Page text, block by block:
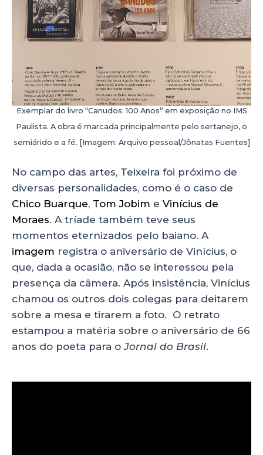
Exemplar do livro “Canudos: 100 Anos” em exposição no IMS
Paulista. A obra é marcada principalmente pelo sertanejo, o
semiárido e a fé. [Imagem: Arquivo pessoal/Jônatas Fuentes]
No campo das artes, Teixeira foi próximo de
diversas personalidades, como é o caso de
Chico Buarque, Tom Jobim e Vinícius de
Moraes. A tríade também teve seus
momentos eternizados pelo baiano. A
imagem registra o aniversário de Vinícius, o
que, dada a ocasião, não se interessou pela
presença da câmera. Após insistência, Vinícius
chamou os outros dois colegas para deitarem
sobre a mesa e tirarem a foto. O retrato
estampou a matéria sobre o aniversário de 66
anos do poeta para oJornal do Brasil.